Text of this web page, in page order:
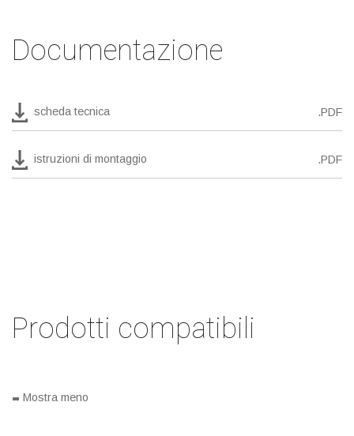
Documentazione
scheda tecnica .PDF
istruzioni di montaggio .PDF
Prodotti compatibili
- Mostra meno